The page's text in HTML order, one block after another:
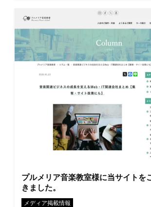
プルメリア音楽教室様に当サイトを
きました。
メディア掲載情報